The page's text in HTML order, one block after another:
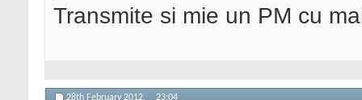
Transmite si mie un PM cu
28th February 2012, 23:04